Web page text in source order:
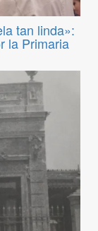
tan linda»:
la Primaria